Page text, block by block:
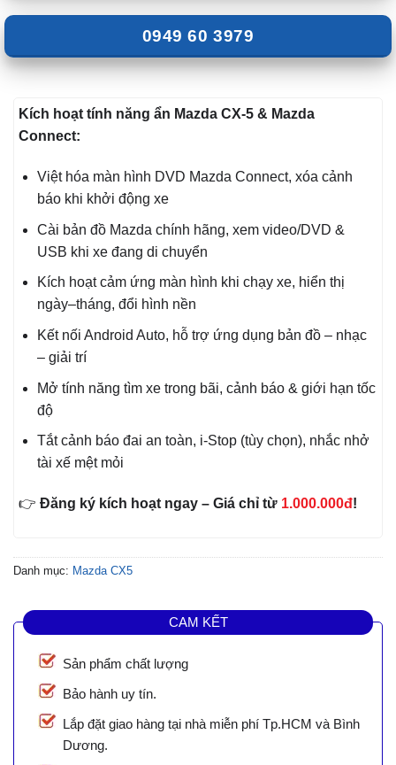
0949 60 3979
Kích hoạt tính năng ẩn Mazda CX-5 & Mazda
Connect:
Việt hóa màn hình DVD Mazda Connect, xóa cảnh
báo khi khởi động xe
Cài bản đồ Mazda chính hãng, xem video/DVD &
USB khi xe đang di chuyển
Kích hoạt cảm ứng màn hình khi chạy xe, hiển thị
ngày–tháng, đổi hình nền
Kết nối Android Auto, hỗ trợ ứng dụng bản đồ – nhạc
– giải trí
Mở tính năng tìm xe trong bãi, cảnh báo & giới hạn tốc
độ
Tắt cảnh báo đai an toàn, i-Stop (tùy chọn), nhắc nhở
tài xế mệt mỏi
👉 Đăng ký kích hoạt ngay – Giá chỉ từ 1.000.000đ!
Danh mục: Mazda CX5
CAM KẾT
Sản phẩm chất lượng
Bảo hành uy tín.
Lắp đặt giao hàng tại nhà miễn phí Tp.HCM và Bình
Dương.